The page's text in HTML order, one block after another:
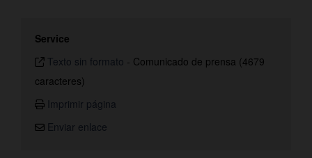
Service
Texto sin formato - Comunicado de prensa (4679
caracteres)
Imprimir página
Enviar enlace